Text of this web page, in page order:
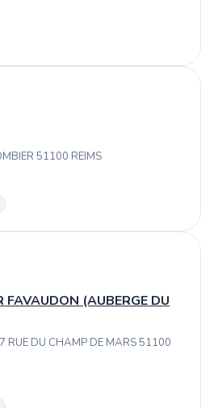
51100 REIMS
FAVAUDON (AUBERGE DU
RUE DU CHAMP DE MARS 51100